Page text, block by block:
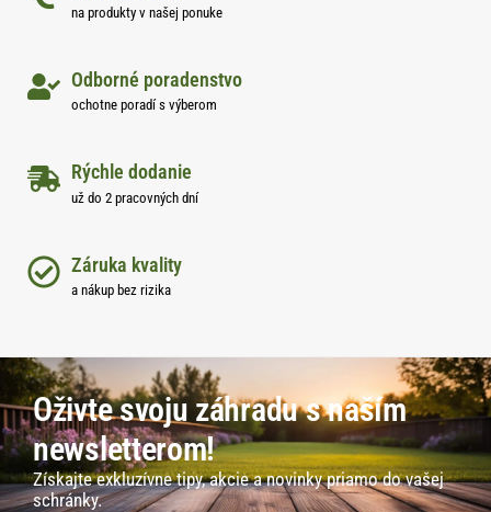
na produkty v našej ponuke
Odborné poradenstvo
ochotne poradí s výberom
Rýchle dodanie
už do 2 pracovných dní
Záruka kvality
a nákup bez rizika
Oživte svoju záhradu s naším
newsletterom!
Získajte exkluzívne tipy, akcie a novinky priamo do vašej
schránky.